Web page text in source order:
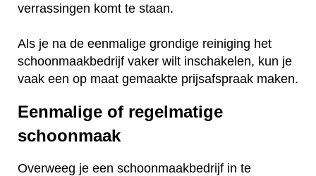
verrassingen komt te staan.
Als je na de eenmalige grondige reiniging het
schoonmaakbedrijf vaker wilt inschakelen, kun je
vaak een op maat gemaakte prijsafspraak maken.
Eenmalige of regelmatige
schoonmaak
Overweeg je een schoonmaakbedrijf in te